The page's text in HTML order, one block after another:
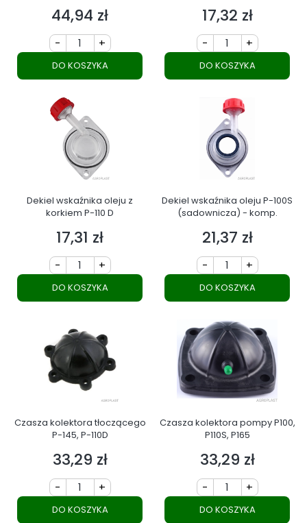
Cena
44,94 zł
- +
DO KOSZYKA
Cena
17,32 zł
- +
DO KOSZYKA
Dekiel wskaźnika oleju z
korkiem P-110 D
Cena
17,31 zł
- +
DO KOSZYKA
Dekiel wskaźnika oleju P-100S
(sadownicza) - komp.
Cena
21,37 zł
- +
DO KOSZYKA
Czasza kolektora tłoczącego
P-145, P-110D
Cena
33,29 zł
- +
DO KOSZYKA
Czasza kolektora pompy P100,
P110S, P165
Cena
33,29 zł
- +
DO KOSZYKA